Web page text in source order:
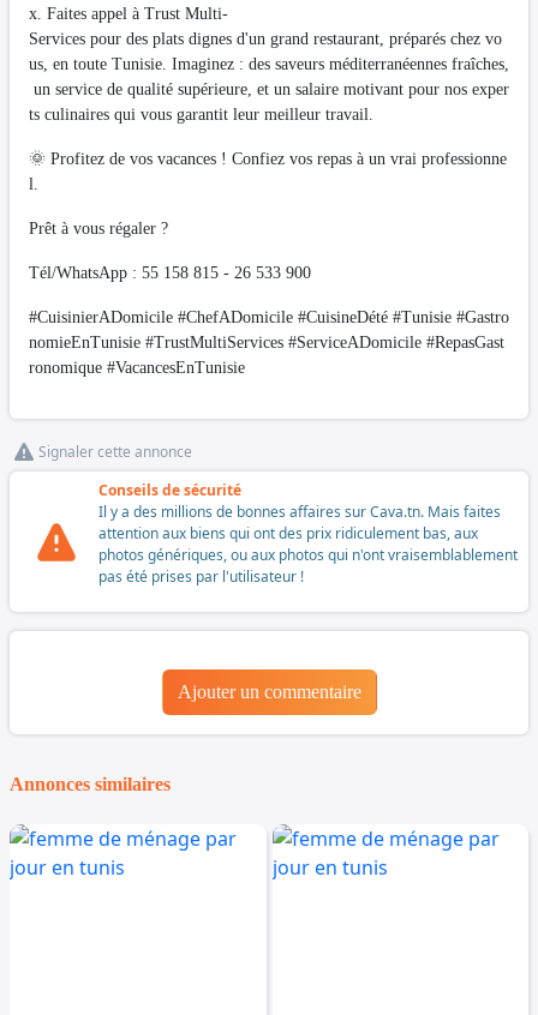
x. Faites appel à Trust Multi-
Services pour des plats dignes d'un grand restaurant, préparés chez vo
us, en toute Tunisie. Imaginez : des saveurs méditerranéennes fraîches,
un service de qualité supérieure, et un salaire motivant pour nos exper
ts culinaires qui vous garantit leur meilleur travail.
🌞 Profitez de vos vacances ! Confiez vos repas à un vrai professionne
l.
Prêt à vous régaler ?
Tél/WhatsApp : 55 158 815 - 26 533 900
#CuisinierADomicile #ChefADomicile #CuisineDété #Tunisie #Gastro
nomieEnTunisie #TrustMultiServices #ServiceADomicile #RepasGast
ronomique #VacancesEnTunisie
Signaler cette annonce
Conseils de sécurité
Il y a des millions de bonnes affaires sur Cava.tn. Mais faites
attention aux biens qui ont des prix ridiculement bas, aux
photos génériques, ou aux photos qui n'ont vraisemblablement
pas été prises par l'utilisateur !
Ajouter un commentaire
Annonces similaires